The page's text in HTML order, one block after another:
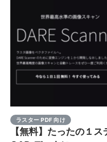
ラスター PDF 向け
【無料】たったの１